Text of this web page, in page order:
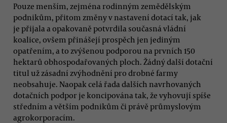
Pouze menším, zejména rodinným zemědělským
podnikům, přitom změny v nastavení dotací tak, jak
je přijala a opakovaně potvrdila současná vládní
koalice, ovšem přinášejí prospěch jen jediným
opatřením, a to zvýšenou podporou na prvních 150
hektarů obhospodařovaných ploch. Žádný další dotační
titul už zásadní zvýhodnění pro drobné farmy
neobsahuje. Naopak celá řada dalších navrhovaných
dotačních podpor je koncipována tak, že vyhovují spíše
středním a větším podnikům či právě průmyslovým
agrokorporacím.